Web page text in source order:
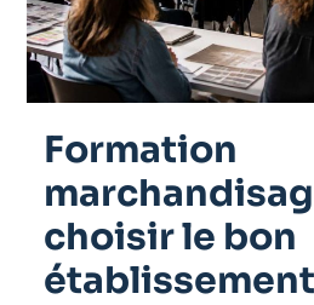
Formation
choisir le bon
établissement